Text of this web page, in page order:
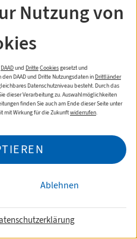
Nutzung von
DAADund DritteCookiesgesetzt und
DAAD und Dritte Nutzungsdaten in Drittländer
Datenschutzniveau besteht. Durch das
dieser Verarbeitung zu. Auswahlmöglichkeiten
finden Sie auch am Ende dieser Seite unter
mit Wirkung für die Zukunftwiderrufen.
Ablehnen